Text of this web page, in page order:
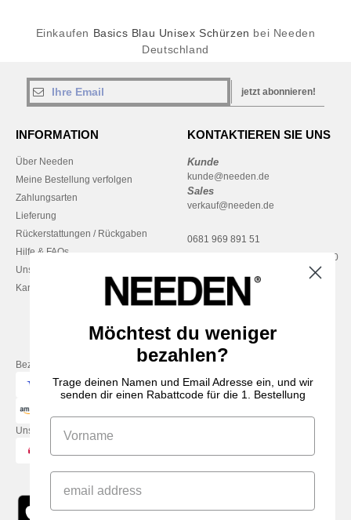
Einkaufen Basics Blau Unisex Schürzen bei Needen
Deutschland
jetzt abonnieren!
INFORMATION
Über Needen
Meine Bestellung verfolgen
Zahlungsarten
Lieferung
Rückerstattungen / Rückgaben
Hilfe & FAQs
Unsere Engagements
Karriere
KONTAKTIEREN SIE UNS
Kunde
kunde@needen.de
Sales
verkauf@needen.de
0681 969 891 51
Montag – Donnerstag: 10:00–13:00
Freitag: 10:00–14:00
Bezahlung mit
Unsere Paketzusteller
Möchtest du weniger
bezahlen?
Trage deinen Namen und Email Adresse ein, und wir
senden dir einen Rabattcode für die 1. Bestellung